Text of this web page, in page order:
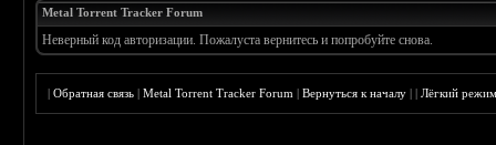
Metal Torrent Tracker Forum
Неверный код авторизации. Пожалуста вернитесь и попробуйте снова.
|Обратная связь |Metal Torrent Tracker Forum |Вернуться к началу ||Лёгкий